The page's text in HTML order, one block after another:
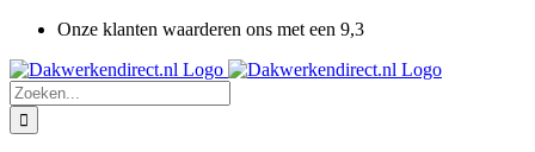
inhoud
Onze klanten waarderen ons met een 9,3
Zoeken
naar: